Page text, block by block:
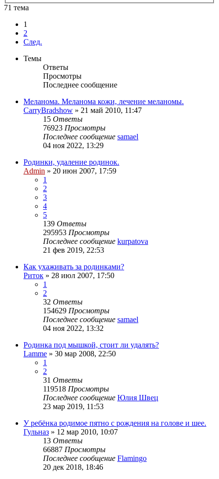
71 тема
1
2
След.
Темы
Ответы
Просмотры
Последнее сообщение
Меланома. Меланома кожи, лечение меланомы.
CarryBradshow » 21 май 2010, 11:47
15 Ответы
76923 Просмотры
Последнее сообщение samael
04 ноя 2022, 13:29
Родинки, удаление родинок.
Admin » 20 июн 2007, 17:59
1
2
3
4
5
139 Ответы
295953 Просмотры
Последнее сообщение kurpatova
21 фев 2019, 22:53
Как ухаживать за родинками?
Риток » 28 июл 2007, 17:50
1
2
32 Ответы
154629 Просмотры
Последнее сообщение samael
04 ноя 2022, 13:32
Родинка под мышкой, стоит ли удалять?
Lamme » 30 мар 2008, 22:50
1
2
31 Ответы
119518 Просмотры
Последнее сообщение Юлия Швец
23 мар 2019, 11:53
У ребёнка родимое пятно с рождения на голове и шее.
Гульназ » 12 мар 2010, 10:07
13 Ответы
66887 Просмотры
Последнее сообщение Flamingo
20 дек 2018, 18:46